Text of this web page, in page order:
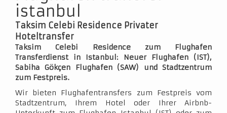
istanbul
Taksim Celebi Residence Privater
Hoteltransfer
Taksim Celebi Residence zum Flughafen
Transferdienst in Istanbul: Neuer Flughafen (IST),
Sabiha Gökçen Flughafen (SAW) und Stadtzentrum
zum Festpreis.
Wir bieten Flughafentransfers zum Festpreis vom
Stadtzentrum, Ihrem Hotel oder Ihrer Airbnb-